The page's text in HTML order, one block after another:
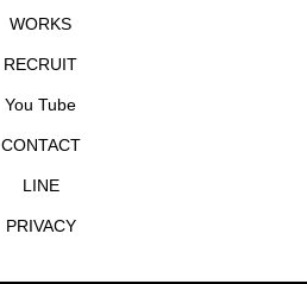
WORKS
RECRUIT
You Tube
CONTACT
LINE
PRIVACY